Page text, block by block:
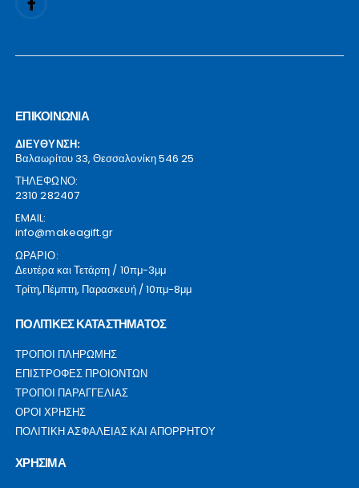
ΕΠΙΚΟΙΝΩΝΙΑ
ΔΙΕΥΘΥΝΣΗ:
Βαλαωρίτου 33, Θεσσαλονίκη 546 25
ΤΗΛΕΦΩΝΟ:
2310 282407
EMAIL:
info@makeagift.gr
ΩΡΑΡΙΟ:
Δευτέρα και Τετάρτη / 10πμ-3μμ
Τρίτη,Πέμπτη, Παρασκευή / 10πμ-8μμ
ΠΟΛΙΤΙΚΕΣ ΚΑΤΑΣΤΗΜΑΤΟΣ
ΤΡΟΠΟΙ ΠΛΗΡΩΜΗΣ
ΕΠΙΣΤΡΟΦΕΣ ΠΡΟΙΟΝΤΩΝ
ΤΡΟΠΟΙ ΠΑΡΑΓΓΕΛΙΑΣ
ΟΡΟΙ ΧΡΗΣΗΣ
ΠΟΛΙΤΙΚΗ ΑΣΦΑΛΕΙΑΣ ΚΑΙ ΑΠΟΡΡΗΤΟΥ
ΧΡΗΣΙΜΑ